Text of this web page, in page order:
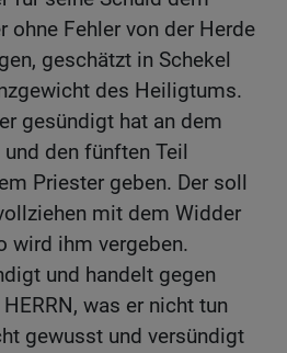
ohne Fehler von der Herde
geschätzt in Schekel
des Heiligtums.
gesündigt hat an dem
den fünften Teil
Priester geben. Der soll
mit dem Widder
wird ihm vergeben.
und handelt gegen
was er nicht tun
gewusst und versündigt